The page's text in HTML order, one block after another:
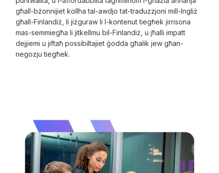
għall-bżonnijiet kollha tal-awdjo tat-traduzzjoni mill-Ingliż
għall-Finlandiż, li jiżguraw li l-kontenut tiegħek jirrisona
mas-semmiegħa li jitkellmu bil-Finlandiż, u jħalli impatt
dejjiemi u jiftaħ possibiltajiet ġodda għalik jew għan-
negozju tiegħek.